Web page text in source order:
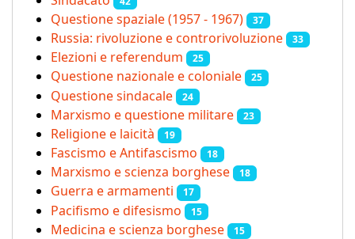
Questione spaziale (1957 - 1967) 37
Russia: rivoluzione e controrivoluzione 33
Elezioni e referendum 25
Questione nazionale e coloniale 25
Questione sindacale 24
Marxismo e questione militare 23
Religione e laicità 19
Fascismo e Antifascismo 18
Marxismo e scienza borghese 18
Guerra e armamenti 17
Pacifismo e difesismo 15
Medicina e scienza borghese 15